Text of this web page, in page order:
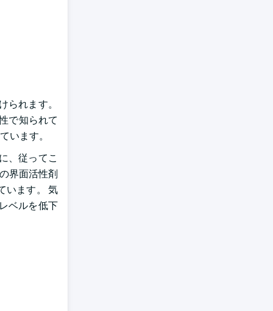
れます。
で知られて
います。
、従ってこ
界面活性剤
います。 気
ベルを低下